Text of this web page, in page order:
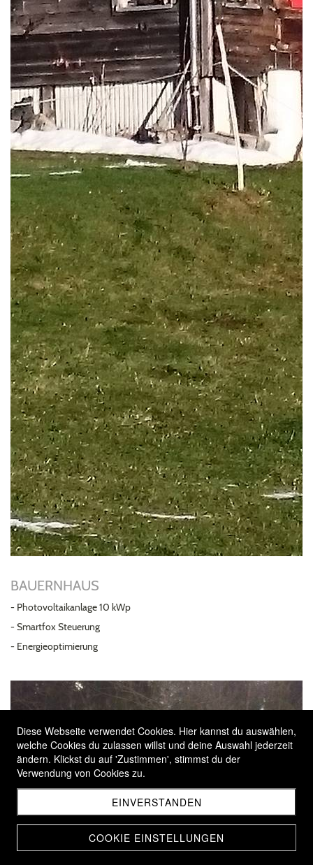
BAUERNHAUS
- Photovoltaikanlage 10 kWp
- Smartfox Steuerung
- Energieoptimierung
Diese Webseite verwendet Cookies. Hier kannst du auswählen,
welche Cookies du zulassen willst und deine Auswahl jederzeit
ändern. Klickst du auf 'Zustimmen', stimmst du der
Verwendung von Cookies zu.
EINVERSTANDEN
COOKIE EINSTELLUNGEN